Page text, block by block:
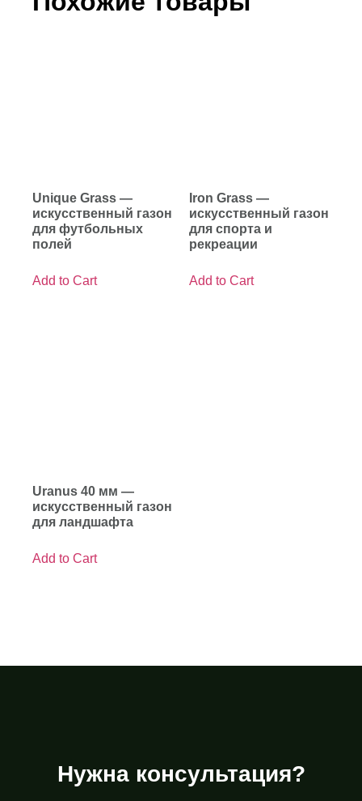
Unique Grass —
искусственный газон
для футбольных
полей
Add to Cart
Iron Grass —
искусственный газон
для спорта и
рекреации
Add to Cart
Uranus 40 мм —
искусственный газон
для ландшафта
Add to Cart
Нужна консультация?